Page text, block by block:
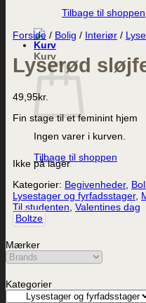
Tilbage til shoppen
Kurv
Ingen varer i kurven.
Tilbage til shoppen
Forside / Bolig / Interiør /
Lyserød
49,95kr.
Fin stage til et feminint hjem
Ikke på lager
Kategorier: Begivenheder,
Lysestager og fyrfadsstager,
Til studenten Valentines dag
Boltze
Mærker
Kategorier